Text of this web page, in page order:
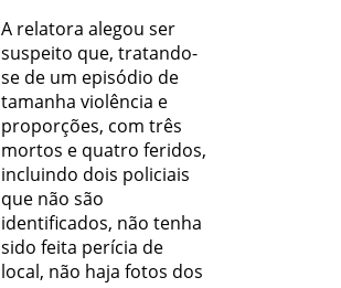
A relatora alegou ser
suspeito que, tratando-
se de um episódio de
tamanha violência e
proporções, com três
mortos e quatro feridos,
incluindo dois policiais
que não são
identificados, não tenha
sido feita perícia de
local, não haja fotos dos